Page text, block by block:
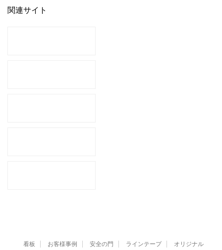
関連サイト
看板 お客様事例 安全の門 ラインテープ
オリジナル